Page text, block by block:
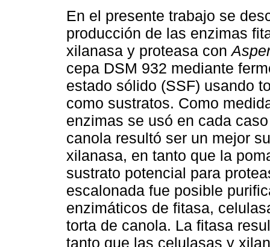
En el presente trabajo se
producción de las enzimas
xilanasa y proteasa con
cepa DSM 932 mediante
estado sólido (SSF) usando
como sustratos. Como
enzimas se usó en cada
canola resultó ser un mejor
xilanasa, en tanto que la
sustrato potencial para
escalonada fue posible
enzimáticos de fitasa,
torta de canola. La fitasa
tanto que las celulasas y